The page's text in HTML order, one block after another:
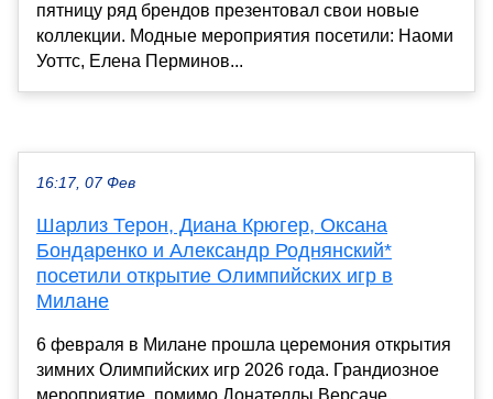
пятницу ряд брендов презентовал свои новые
коллекции. Модные мероприятия посетили: Наоми
Уоттс, Елена Перминов...
16:17, 07 Фев
Шарлиз Терон, Диана Крюгер, Оксана
Бондаренко и Александр Роднянский*
посетили открытие Олимпийских игр в
Милане
6 февраля в Милане прошла церемония открытия
зимних Олимпийских игр 2026 года. Грандиозное